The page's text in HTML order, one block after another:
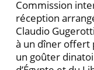
Commission
réception
Claudio
à un dîner offert
un goûter